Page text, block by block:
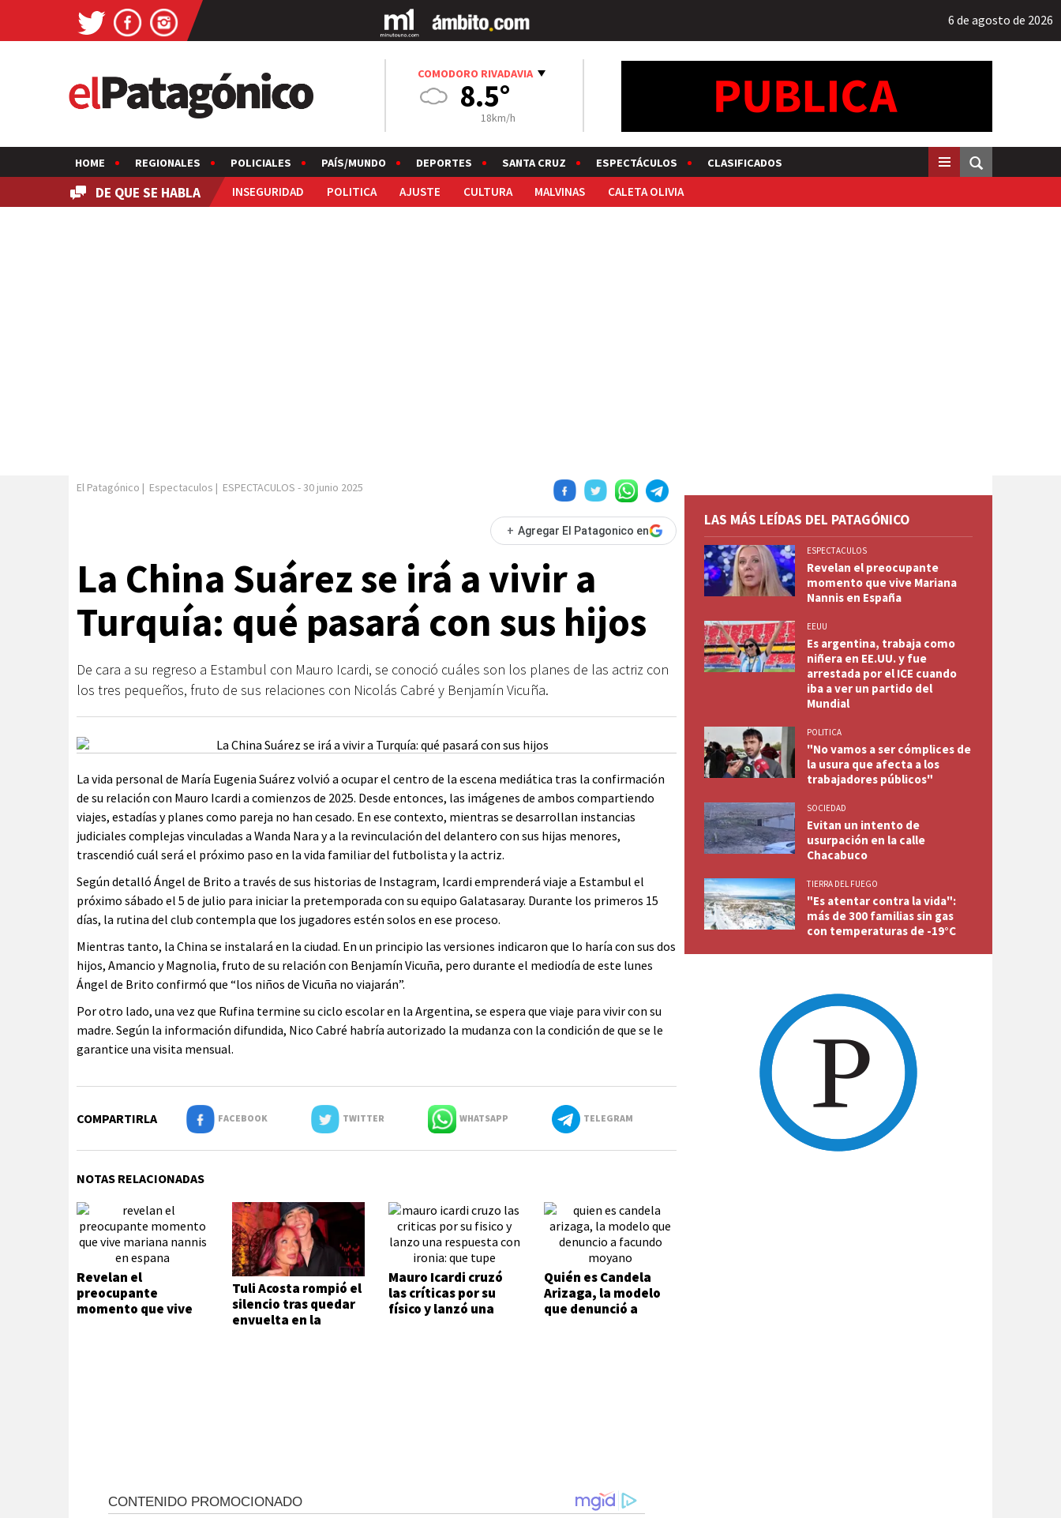
6 de agosto de 2026
COMODORO RIVADAVIA
8.5°
18km/h
HOME REGIONALES POLICIALES PAÍS/MUNDO DEPORTES SANTA CRUZ ESPECTÁCULOS CLASIFICADOS
DE QUE SE HABLA INSEGURIDAD POLITICA AJUSTE CULTURA MALVINAS CALETA OLIVIA
El Patagónico | Espectaculos | ESPECTACULOS -30 junio 2025
+ Agregar El Patagonico en
La China Suárez se irá a vivir a
Turquía: qué pasará con sus hijos
De cara a su regreso a Estambul con Mauro Icardi, se conoció cuáles son los planes de las actriz con
los tres pequeños, fruto de sus relaciones con Nicolás Cabré y Benjamín Vicuña.
La vida personal de María Eugenia Suárez volvió a ocupar el centro de la escena mediática tras la confirmación
de su relación con Mauro Icardi a comienzos de 2025. Desde entonces, las imágenes de ambos compartiendo
viajes, estadías y planes como pareja no han cesado. En ese contexto, mientras se desarrollan instancias
judiciales complejas vinculadas a Wanda Nara y a la revinculación del delantero con sus hijas menores,
trascendió cuál será el próximo paso en la vida familiar del futbolista y la actriz.
Según detalló Ángel de Brito a través de sus historias de Instagram, Icardi emprenderá viaje a Estambul el
próximo sábado el 5 de julio para iniciar la pretemporada con su equipo Galatasaray. Durante los primeros 15
días, la rutina del club contempla que los jugadores estén solos en ese proceso.
Mientras tanto, la China se instalará en la ciudad. En un principio las versiones indicaron que lo haría con sus dos
hijos, Amancio y Magnolia, fruto de su relación con Benjamín Vicuña, pero durante el mediodía de este lunes
Ángel de Brito confirmó que “los niños de Vicuña no viajarán”.
Por otro lado, una vez que Rufina termine su ciclo escolar en la Argentina, se espera que viaje para vivir con su
madre. Según la información difundida, Nico Cabré habría autorizado la mudanza con la condición de que se le
garantice una visita mensual.
COMPARTIRLA FACEBOOK TWITTER WHATSAPP TELEGRAM
NOTAS RELACIONADAS
Revelan el
preocupante
momento que vive
Tuli Acosta rompió el
silencio tras quedar
envuelta en la
Mauro Icardi cruzó
las críticas por su
físico y lanzó una
Quién es Candela
Arizaga, la modelo
que denunció a
LAS MÁS LEÍDAS DEL PATAGÓNICO
ESPECTACULOS
Revelan el preocupante
momento que vive Mariana
Nannis en España
EEUU
Es argentina, trabaja como
niñera en EE.UU. y fue
arrestada por el ICE cuando
iba a ver un partido del
Mundial
POLITICA
"No vamos a ser cómplices de
la usura que afecta a los
trabajadores públicos"
SOCIEDAD
Evitan un intento de
usurpación en la calle
Chacabuco
TIERRA DEL FUEGO
"Es atentar contra la vida":
más de 300 familias sin gas
con temperaturas de -19°C